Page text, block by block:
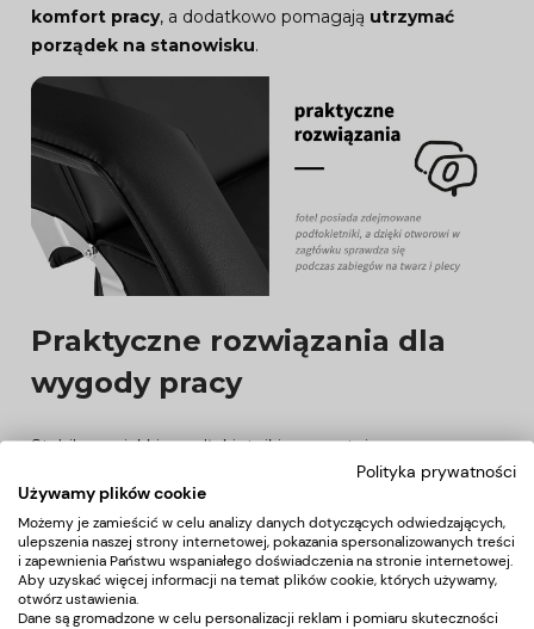
komfort pracy, a dodatkowo pomagają utrzymać
porządek na stanowisku.
Praktyczne rozwiązania dla
wygody pracy
Stabilne, miękkie podłokietniki gwarantują
odpowiednie podparcie. Elementy te,
dzielone w połowie, są ruchome, dlatego
układają się przy zmianach pozycji oparcia, a
dodatkowo mogą być w łatwy sposób zdjęte.Ukryty
pod odpowiednio wyprofilowaną poduszką otwórw
zagłówku sprawia, że fotel doskonale sprawdza się
Polityka prywatności
Używamy plików cookie
Możemy je zamieścić w celu analizy danych dotyczących odwiedzających,
ulepszenia naszej strony internetowej, pokazania spersonalizowanych treści
i zapewnienia Państwu wspaniałego doświadczenia na stronie internetowej.
Aby uzyskać więcej informacji na temat plików cookie, których używamy,
otwórz ustawienia.
Dane są gromadzone w celu personalizacji reklam i pomiaru skuteczności